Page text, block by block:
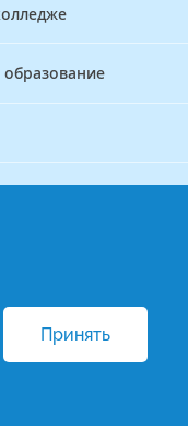
образование
центр
медицинский
и обработки
Принять